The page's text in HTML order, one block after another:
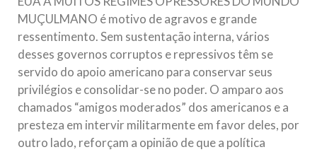
MUÇULMANO é motivo de agravos e grande
ressentimento. Sem sustentação interna, vários
desses governos corruptos e repressivos têm se
servido do apoio americano para conservar seus
privilégios e consolidar-se no poder. O amparo aos
chamados “amigos moderados” dos americanos e a
presteza em intervir militarmente em favor deles, por
outro lado, reforçam a opinião de que a política